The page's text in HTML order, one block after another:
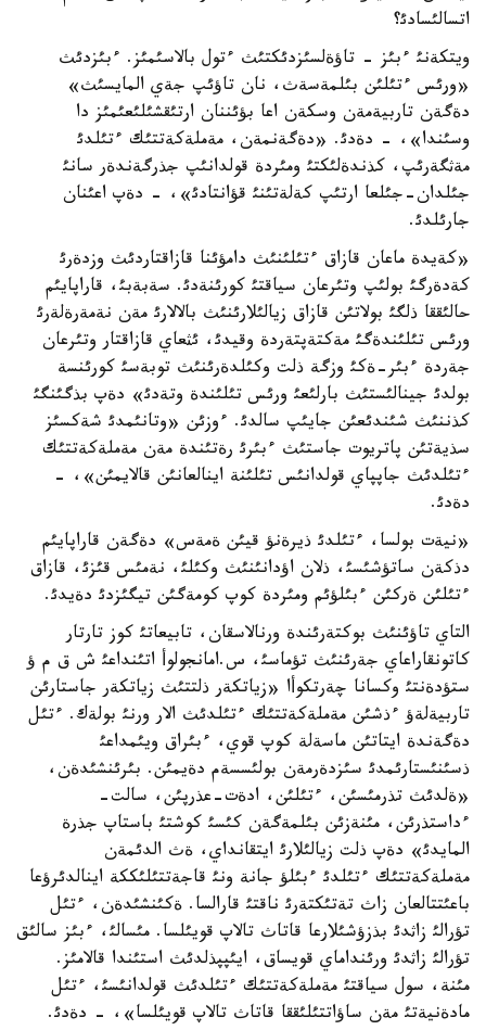
اتسالئسادئ؟
ويتكةنئ ءبئز - تاؤةلسئزدئكتئث ءتول بالاسئمئز. ءبئزدئث
«ورئس ءتئلئن بئلمةسةث، نان تاؤئپ جةي المايسئث»
دةگةن تاربيةمةن وسكةن اعا بؤئننان ارتئقشئلئعئمئز دا
وسئندا»، - دةدئ. «دةگةنمةن، مةملةكةتتئك ءتئلدئ
مةثگةرئپ، كذندةلئكتئ ومئردة قولدانئپ جذرگةندةر سانئ
جئلدان-جئلعا ارتئپ كةلةتئنئ قؤانتادئ»، - دةپ اعئنان
جارئلدئ.
«كةيدة ماعان قازاق ءتئلئنئث دامؤئنا قازاقتاردئث وزدةرئ
كةدةرگئ بولئپ وتئرعان سياقتئ كورئنةدئ. سةبةبئ، قاراپايئم
حالئققا ذلگئ بولاتئن قازاق زيالئلارئنئث بالالارئ مةن نةمةرةلةرئ
ورئس تئلئندةگئ مةكتةپتةردة وقيدئ، ئثعاي قازاقتار وتئرعان
جةردة ءبئر-ةكئ وزگة ذلت وكئلدةرئنئث توبةسئ كورئنسة
بولدئ جينالئستئث بارلئعئ ورئس تئلئندة وتةدئ» دةپ بذگئنگئ
كذننئث شئندئعئن جايئپ سالدئ. ءوزئن «وتانئمدئ شةكسئز
سذيةتئن پاتريوت جاستئث ءبئرئ رةتئندة مةن مةملةكةتتئك
ءتئلدئث جاپپاي قولدانئس تئلئنة اينالعانئن قالايمئن»، -
دةدئ.
«نيةت بولسا، ءتئلدئ ذيرةنؤ قيئن ةمةس» دةگةن قاراپايئم
دذكةن ساتؤشئسئ، ذلان اؤدانئنئث وكئلئ، نةمئس قئزئ، قازاق
ءتئلئن ةركئن ءبئلؤئم ومئردة كوپ كومةگئن تيگئزدئ دةيدئ.
التاي تاؤئنئث بوكتةرئندة ورنالاسقان، تابيعاتئ كوز تارتار
كاتونقاراعاي جةرئنئث تؤماسئ، س.امانجولوأ اتئنداعئ ش ق م ؤ
ستؤدةنتئ وكسانا چةرتكوأا «زياتكةر ذلتتئث زياتكةر جاستارئن
تاربيةلةؤ ءذشئن مةملةكةتتئك ءتئلدئث الار ورنئ بولةك. ءتئل
دةگةندة ايتاتئن ماسةلة كوپ قوي، ءبئراق ويئمداعئ
ذسئنئستارئمدئ سئزدةرمةن بولئسسةم دةيمئن. بئرئنشئدةن،
«ةلدئث تذرمئسئن، ءتئلئن، ادةت-عذرپئن، سالت-
ءداستذرئن، مئنةزئن بئلمةگةن كئسئ كوشتئ باستاپ جذرة
المايدئ» دةپ ذلت زيالئلارئ ايتقانداي، ةث الدئمةن
مةملةكةتتئك ءتئلدئ ءبئلؤ جانة ونئ قاجةتتئلئككة اينالدئرؤعا
باعئتتالعان زاث تةتئكتةرئ ناقتئ قارالسا. ةكئنشئدةن، ءتئل
تؤرالئ زاثدئ بذزؤشئلارعا قاتاث تالاپ قويئلسا. مئسالئ، ءبئز سالئق
تؤرالئ زاثدئ ورئنداماي قويساق، ايئپپذلدئث استئندا قالامئز.
مئنة، سول سياقتئ مةملةكةتتئك ءتئلدئث قولدانئسئ، ءتئل
مادةنيةتئ مةن ساؤاتتئلئققا قاتاث تالاپ قويئلسا»، - دةدئ.